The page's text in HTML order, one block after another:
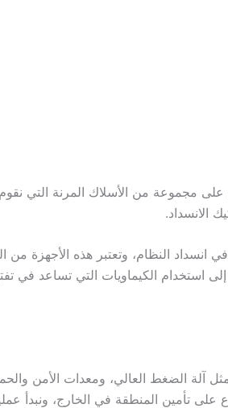
مجموعة من الأسلاك المرنة التي نقوم
الانسداد.
النظام، وتعتبر هذه الأجهزة من
استخدام الكيماويات التي تساعد في
آلة الضغط العالي، ومعدات الأمن
تأمين المنطقة في الخارج، ونبدأ